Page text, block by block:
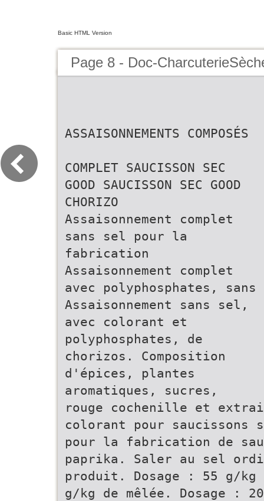
Basic HTML Version
Page 8 - Doc-
ASSAISONNEMENTS COMPOSÉS
COMPLET SAUCISSON SEC
GOOD SAUCISSON SEC GOOD
CHORIZO
Assaisonnement complet
sans sel pour la
fabrication
Assaisonnement complet
avec polyphosphates, sans
Assaisonnement sans sel,
avec colorant et
polyphosphates, de
chorizos. Composition
d'épices, plantes
aromatiques, sucres,
rouge cochenille et
colorant pour saucissons
pour la fabrication de
paprika. Saler au sel
produit. Dosage : 55 g/
g/kg de mêlée. Dosage :